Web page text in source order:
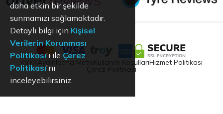
Aydınlatma Metni Kullanım KoşullarıHizmet Politikası
Çerez Politikası
daha etkin bir şekilde
sunmamızı sağlamaktadır.
Detaylı bilgi için Kişisel
Verilerin Korunması
Politikası'ı ile Çerez
Politikası'nı
inceleyebilirsiniz.